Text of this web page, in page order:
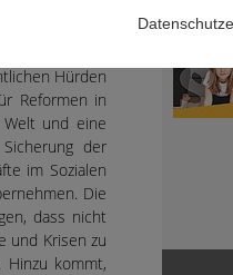
oder in der
Hürden
Reformen in
und eine
der
im Sozialen
Die
dass nicht
und Krisen zu
kommt,